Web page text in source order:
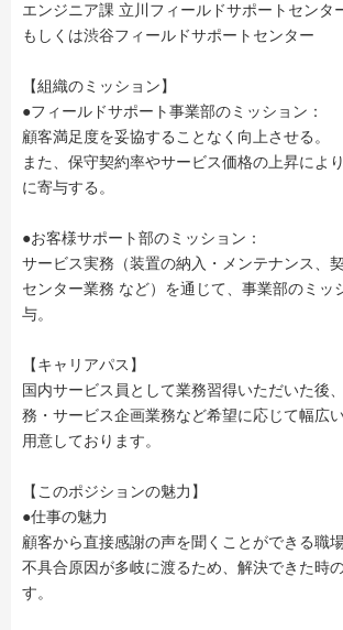
エンジニア課 立川フィールドサポートセンタ
もしくは渋谷フィールドサポートセンター
【組織のミッション】
●フィールドサポート事業部のミッション：
顧客満足度を妥協することなく向上させる。
また、保守契約率やサービス価格の上昇によ
に寄与する。
●お客様サポート部のミッション：
サービス実務（装置の納入・メンテナンス、
センター業務 など）を通じて、事業部のミッ
与。
【キャリアパス】
国内サービス員として業務習得いただいた後
務・サービス企画業務など希望に応じて幅広
用意しております。
【このポジションの魅力】
●仕事の魅力
顧客から直接感謝の声を聞くことができる職場
不具合原因が多岐に渡るため、解決できた時
す。